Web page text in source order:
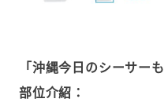
「沖縄今日のシーサー
部位介紹：